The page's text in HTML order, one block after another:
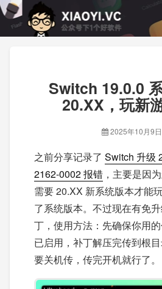
Switch 19.0.0
20.XX，玩新
2025年10月9
之前分享记录了 Switch 升级
2162-0002 报错 ，主要是因
需要 20.XX 新系统版本才能
了系统版本。不过现在有免
丁，使用方法：先确保你用
已启用，补丁解压完传到根
要关机传，传完开机就行了。